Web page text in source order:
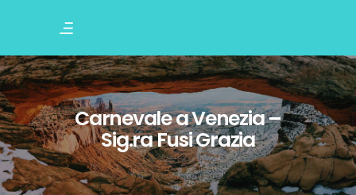
Carnevale a Venezia –
Sig.ra Fusi Grazia